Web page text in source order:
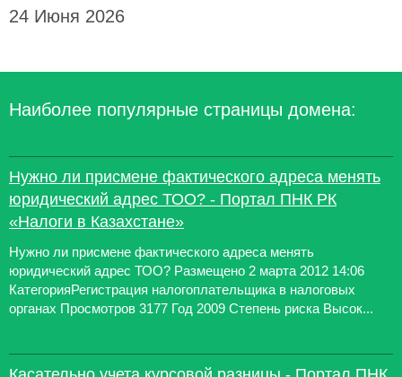
24 Июня 2026
Наиболее популярные страницы домена:
Нужно ли присмене фактического адреса менять
юридический адрес ТОО? - Портал ПНК РК
«Налоги в Казахстане»
Нужно ли присмене фактического адреса менять
юридический адрес ТОО? Размещено 2 марта 2012 14:06
КатегорияРегистрация налогоплательщика в налоговых
органах Просмотров 3177 Год 2009 Степень риска Высок...